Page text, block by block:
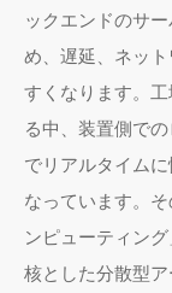
ックエンドのサ
め、遅延、ネッ
すくなります。
る中、装置側で
でリアルタイム
なっています。
ンピューティン
核とした分散型